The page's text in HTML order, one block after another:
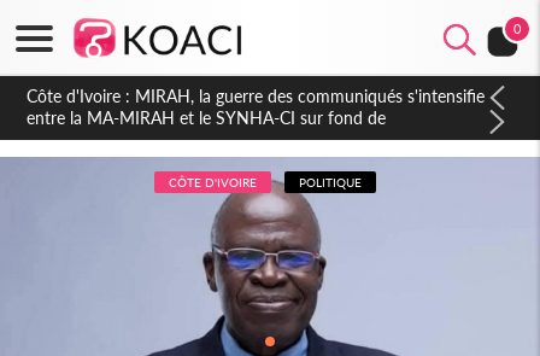
0
Côte d'Ivoire : Indépendance 2026, Thiam plaide pour un
environnement démocratique plus apaisé
CÔTE D'IVOIRE POLITIQUE